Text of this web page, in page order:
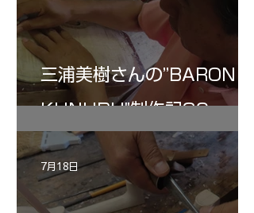
三浦美樹さんの”BARON・
KUNUPU"制作記30
7月18日